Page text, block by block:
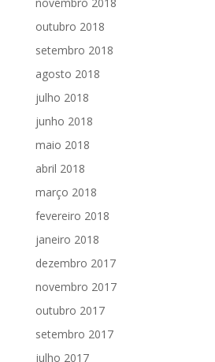
outubro 2018
setembro 2018
agosto 2018
julho 2018
junho 2018
maio 2018
abril 2018
março 2018
fevereiro 2018
janeiro 2018
dezembro 2017
novembro 2017
outubro 2017
setembro 2017
julho 2017